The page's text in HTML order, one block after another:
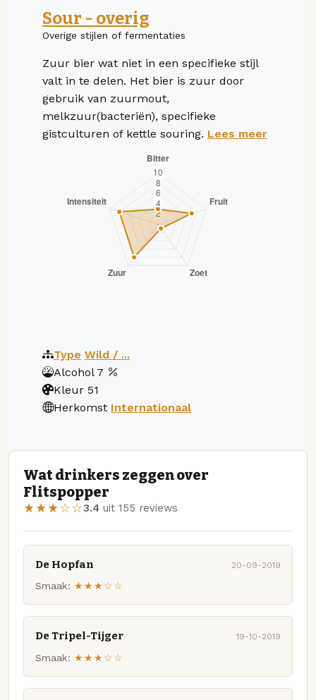
Sour - overig
Overige stijlen of fermentaties
Zuur bier wat niet in een specifieke stijl
valt in te delen. Het bier is zuur door
gebruik van zuurmout,
melkzuur(bacteriën), specifieke
gistculturen of kettle souring. Lees meer
Type Wild / ...
Alcohol 7
Kleur 51
Herkomst Internationaal
Wat drinkers zeggen over
Flitspopper
★★★☆☆3.4 uit 155 reviews
De Hopfan 20-09-2019
Smaak: ★★★☆☆
De Tripel-Tijger 19-10-2019
Smaak: ★★★☆☆